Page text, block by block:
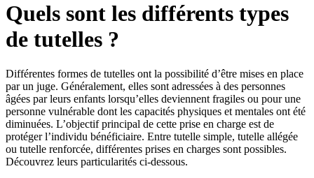
Quels sont les différents types
de tutelles ?
Différentes formes de tutelles ont la possibilité d’être mises en place
par un juge. Généralement, elles sont adressées à des personnes
âgées par leurs enfants lorsqu’elles deviennent fragiles ou pour une
personne vulnérable dont les capacités physiques et mentales ont été
diminuées. L’objectif principal de cette prise en charge est de
protéger l’individu bénéficiaire. Entre tutelle simple, tutelle allégée
ou tutelle renforcée, différentes prises en charges sont possibles.
Découvrez leurs particularités ci-dessous.